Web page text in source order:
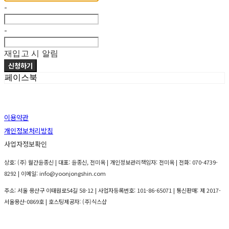
-
-
재입고 시 알림
신청하기
페이스북
이용약관
개인정보처리방침
사업자정보확인
상호: (주) 월간윤종신 | 대표: 윤종신, 전미옥 | 개인정보관리책임자: 전미옥 | 전화: 070-4739-
8292 | 이메일: info@yoonjongshin.com
주소: 서울 용산구 이태원로54길 58-12 | 사업자등록번호: 101-86-65071 | 통신판매: 제 2017-
서울용산-0869호 | 호스팅제공자: (주)식스샵